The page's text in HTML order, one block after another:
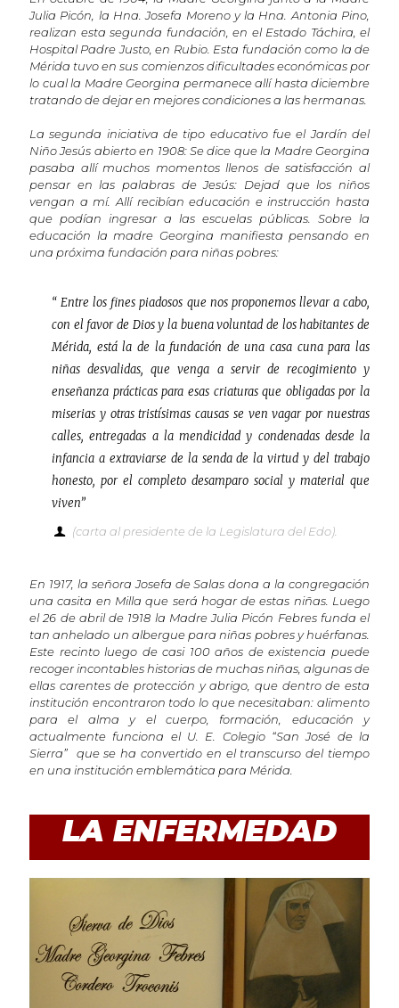
Julia Picón, la Hna. Josefa Moreno y la Hna. Antonia Pino,
realizan esta segunda fundación, en el Estado Táchira, el
Hospital Padre Justo, en Rubio. Esta fundación como la de
Mérida tuvo en sus comienzos dificultades económicas por
lo cual la Madre Georgina permanece allí hasta diciembre
tratando de dejar en mejores condiciones a las hermanas.
La segunda iniciativa de tipo educativo fue el Jardín del
Niño Jesús abierto en 1908: Se dice que la Madre Georgina
pasaba allí muchos momentos llenos de satisfacción al
pensar en las palabras de Jesús: Dejad que los niños
vengan a mí. Allí recibían educación e instrucción hasta
que podían ingresar a las escuelas públicas. Sobre la
educación la madre Georgina manifiesta pensando en
una próxima fundación para niñas pobres:
“ Entre los fines piadosos que nos proponemos llevar a cabo,
con el favor de Dios y la buena voluntad de los habitantes de
Mérida, está la de la fundación de una casa cuna para las
niñas desvalidas, que venga a servir de recogimiento y
enseñanza prácticas para esas criaturas que obligadas por la
miserias y otras tristísimas causas se ven vagar por nuestras
calles, entregadas a la mendicidad y condenadas desde la
infancia a extraviarse de la senda de la virtud y del trabajo
honesto, por el completo desamparo social y material que
viven”
(carta al presidente de la Legislatura del Edo).
En 1917, la señora Josefa de Salas dona a la congregación
una casita en Milla que será hogar de estas niñas. Luego
el 26 de abril de 1918 la Madre Julia Picón Febres funda el
tan anhelado un albergue para niñas pobres y huérfanas.
Este recinto luego de casi 100 años de existencia puede
recoger incontables historias de muchas niñas, algunas de
ellas carentes de protección y abrigo, que dentro de esta
institución encontraron todo lo que necesitaban: alimento
para el alma y el cuerpo, formación, educación y
actualmente funciona el U. E. Colegio “San José de la
Sierra” que se ha convertido en el transcurso del tiempo
en una institución emblemática para Mérida.
LA ENFERMEDAD